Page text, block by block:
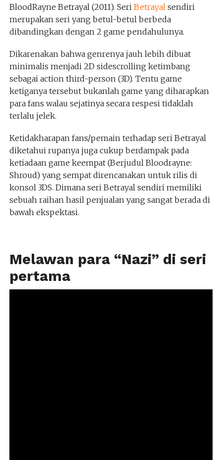
BloodRayne Betrayal (2011). Seri Betrayal sendiri
merupakan seri yang betul-betul berbeda
dibandingkan dengan 2 game pendahulunya.
Dikarenakan bahwa genrenya jauh lebih dibuat
minimalis menjadi 2D sidescrolling ketimbang
sebagai action third-person (3D). Tentu game
ketiganya tersebut bukanlah game yang diharapkan
para fans walau sejatinya secara respesi tidaklah
terlalu jelek.
Ketidakharapan fans/pemain terhadap seri Betrayal
diketahui rupanya juga cukup berdampak pada
ketiadaan game keempat (Berjudul Bloodrayne:
Shroud) yang sempat direncanakan untuk rilis di
konsol 3DS. Dimana seri Betrayal sendiri memiliki
sebuah raihan hasil penjualan yang sangat berada di
bawah ekspektasi.
Melawan para “Nazi” di seri
pertama